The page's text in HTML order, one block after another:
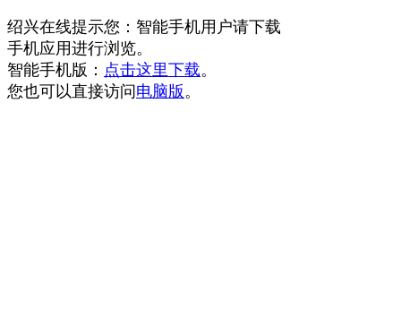
绍兴在线提示您：智能手机用户请下载
手机应用进行浏览。
智能手机版： 点击这里下载。
您也可以直接访问 电脑版。